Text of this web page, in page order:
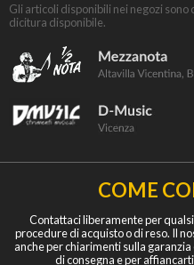
Gli articoli disponibili nei negozi
dicitura disponibile.
COME
Contattaci liberamente per
procedure di acquisto o di reso. Il
anche per chiarimenti sulla
di consegna e per